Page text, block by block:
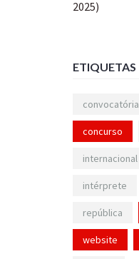
ETIQUETAS
convocatória
concurso
internacional
intérprete
república
website